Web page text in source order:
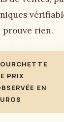
prouve rien.
PRIX
EN